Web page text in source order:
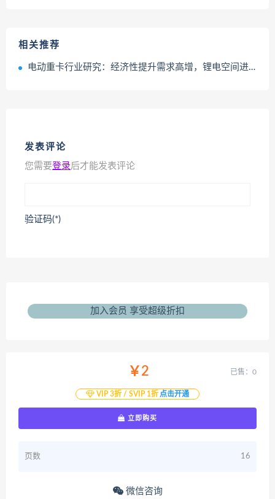
相关推荐
电动重卡行业研究：经济性提升需求高增，锂电空间进一步打开
发表评论
您需要登录后才能发表评论
验证码(*)
加入会员 享受超级折扣
￥2
VIP 3折 / SVIP 1折 点击开通
已售：0
立即购买
页数 16
微信咨询